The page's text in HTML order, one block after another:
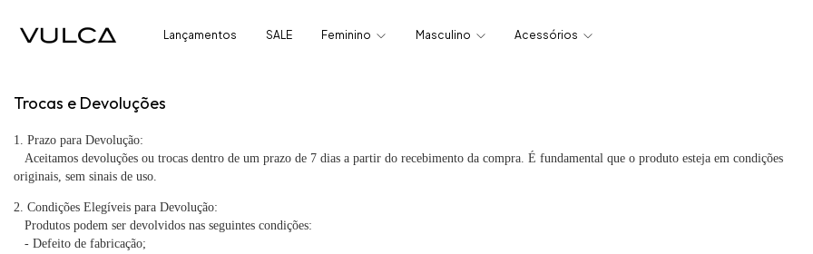
Lançamentos SALE Feminino Masculino Acessórios
Trocas e Devoluções
1. Prazo para Devolução:
Aceitamos devoluções ou trocas dentro de um prazo de 7 dias a partir do recebimento da compra. É fundamental que o produto esteja em condições
originais, sem sinais de uso.
2. Condições Elegíveis para Devolução:
Produtos podem ser devolvidos nas seguintes condições:
- Defeito de fabricação;